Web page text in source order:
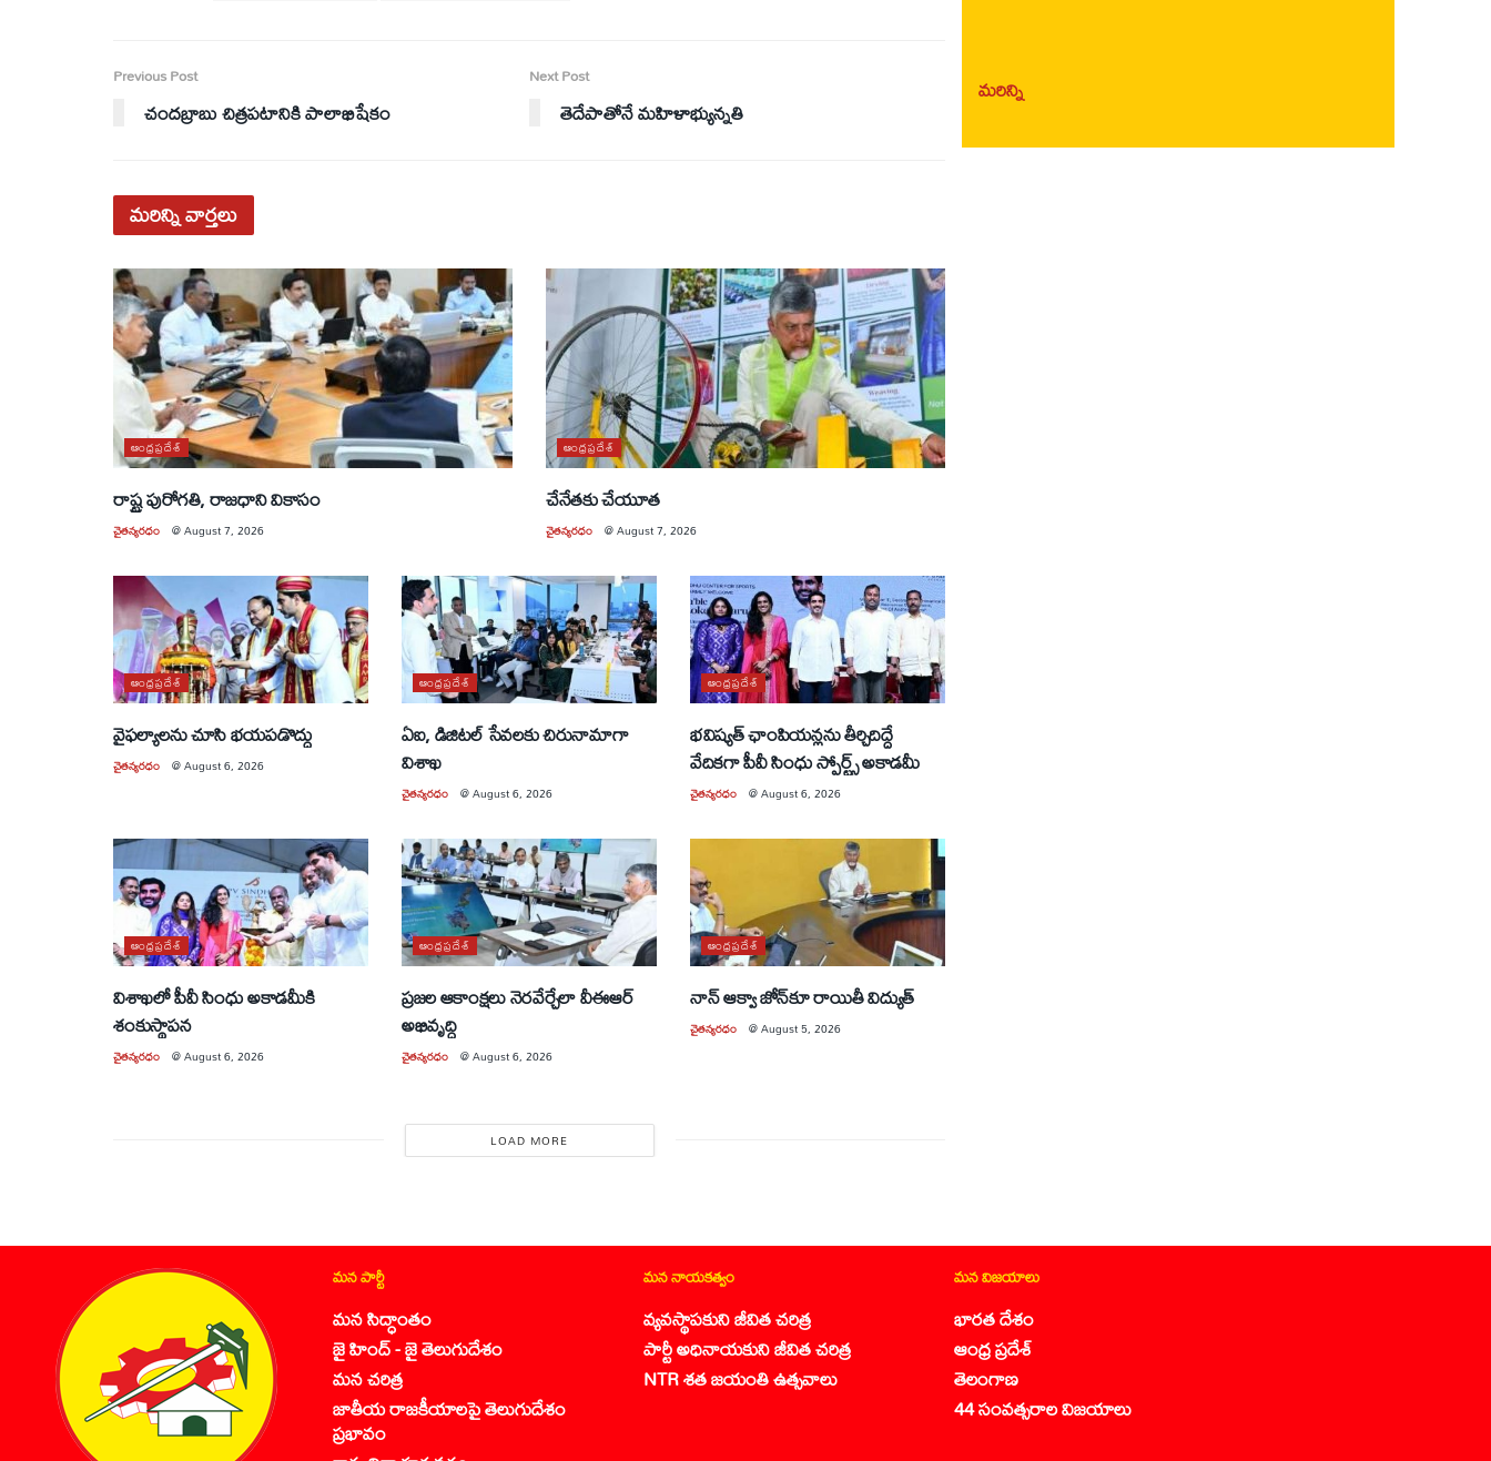
Previous Post
చందబ్రాబు చిత్రపటానికి పాలాభిషేకం
Next Post
తెదేపాతోనే మహిళాభ్యున్నతి
మరిన్నివార్తలు
ఆంధ్రప్రదేశ్
రాష్ట్ర పురోగతి, రాజధాని వికాసం
చైతన్యరధం @August 7, 2026
ఆంధ్రప్రదేశ్
చేనేతకు చేయూత
చైతన్యరధం @August 7, 2026
ఆంధ్రప్రదేశ్
వైఫల్యాలను చూసి భయపడొద్దు
చైతన్యరధం @August 6, 2026
ఆంధ్రప్రదేశ్
ఏఐ, డిజిటల్ సేవలకు చిరునామాగా
విశాఖ
చైతన్యరధం @August 6, 2026
ఆంధ్రప్రదేశ్
భవిష్యత్ ఛాంపియన్లను తీర్చిదిద్దే
వేదికగా పీవీ సింధు స్పోర్ట్స్ అకాడమీ
చైతన్యరధం @August 6, 2026
ఆంధ్రప్రదేశ్
విశాఖలో పీవీ సింధు అకాడమీకి
శంకుస్థాపన
చైతన్యరధం @August 6, 2026
ఆంధ్రప్రదేశ్
ప్రజల ఆకాంక్షలు నెరవేర్చేలా వీఈఆర్
అభివృద్ధి
చైతన్యరధం @August 6, 2026
ఆంధ్రప్రదేశ్
నాన్ ఆక్వా జోన్‌కూ రాయితీ విద్యుత్
చైతన్యరధం @August 5, 2026
LOAD MORE
మరిన్ని
మన పార్టీ
మన సిద్ధాంతం
జై హింద్ - జై తెలుగుదేశం
మన చరిత్ర
జాతీయ రాజకీయాలపై తెలుగుదేశం
ప్రభావం
మన నాయకత్వం
వ్యవస్థాపకుని జీవిత చరిత్ర
పార్టీ అధినాయకుని జీవిత చరిత్ర
NTR శత జయంతి ఉత్సవాలు
మన విజయాలు
భారత దేశం
ఆంధ్ర ప్రదేశ్
తెలంగాణ
44 సంవత్సరాల విజయాలు